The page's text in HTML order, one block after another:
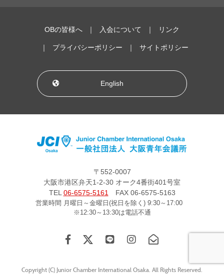
OBの皆様へ 入会について リンク
プライバシーポリシー サイトポリシー
English
〒552-0007
大阪市港区弁天1-2-30 オーク4番街401号室
TEL 06-6575-5161 FAX 06-6575-5163
営業時間 月曜日～金曜日(祝日を除く) 9:30～17:00
※12:30～13:30は電話不通
Copyright (C) Junior Chamber International Osaka. All Rights Reserved.